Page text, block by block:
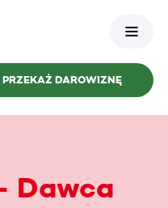
PRZEKAŻ DAROWIZNĘ
Dawca